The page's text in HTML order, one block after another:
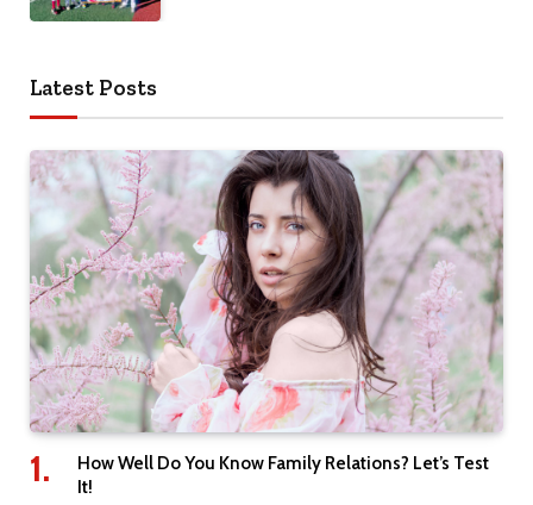
Latest Posts
How Well Do You Know Family Relations? Let’s Test
It!